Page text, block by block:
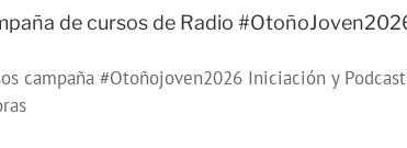
de cursos de Radio
campaña #Otoñojoven2026 Iniciación y